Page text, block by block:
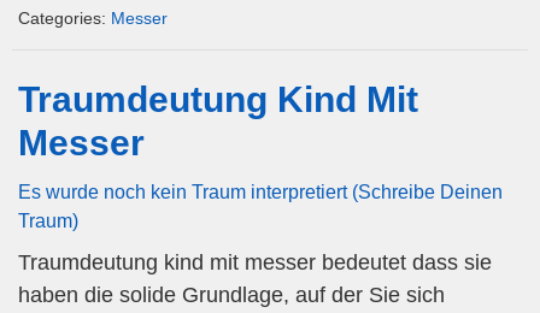
Categories: Messer
Traumdeutung Kind Mit
Messer
Es wurde noch kein Traum interpretiert (Schreibe Deinen
Traum)
Traumdeutung kind mit messer bedeutet dass sie
haben die solide Grundlage, auf der Sie sich